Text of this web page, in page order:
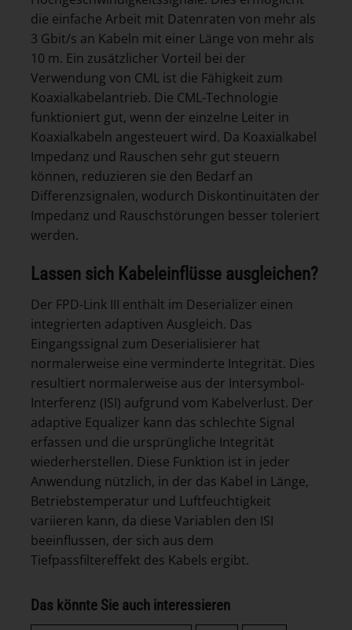
die einfache Arbeit mit Datenraten von mehr als
3 Gbit/s an Kabeln mit einer Länge von mehr als
10 m. Ein zusätzlicher Vorteil bei der
Verwendung von CML ist die Fähigkeit zum
Koaxialkabelantrieb. Die CML-Technologie
funktioniert gut, wenn der einzelne Leiter in
Koaxialkabeln angesteuert wird. Da Koaxialkabel
Impedanz und Rauschen sehr gut steuern
können, reduzieren sie den Bedarf an
Differenzsignalen, wodurch Diskontinuitäten der
Impedanz und Rauschstörungen besser toleriert
werden.
Lassen sich Kabeleinflüsse ausgleichen?
Der FPD-Link III enthält im Deserializer einen
integrierten adaptiven Ausgleich. Das
Eingangssignal zum Deserialisierer hat
normalerweise eine verminderte Integrität. Dies
resultiert normalerweise aus der Intersymbol-
Interferenz (ISI) aufgrund vom Kabelverlust. Der
adaptive Equalizer kann das schlechte Signal
erfassen und die ursprüngliche Integrität
wiederherstellen. Diese Funktion ist in jeder
Anwendung nützlich, in der das Kabel in Länge,
Betriebstemperatur und Luftfeuchtigkeit
variieren kann, da diese Variablen den ISI
beeinflussen, der sich aus dem
Tiefpassfiltereffekt des Kabels ergibt.
Das könnte Sie auch interessieren